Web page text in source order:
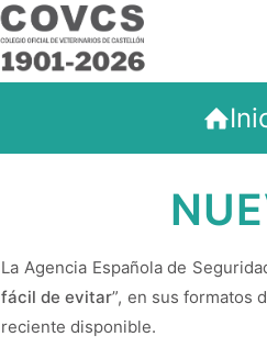
La Agencia Española de
fácil de evitar”, en sus formatos
reciente disponible.